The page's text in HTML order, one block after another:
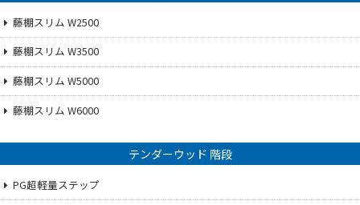
藤棚スリム W2500
藤棚スリム W3500
藤棚スリム W5000
藤棚スリム W6000
テンダーウッド 階段
PG超軽量ステップ